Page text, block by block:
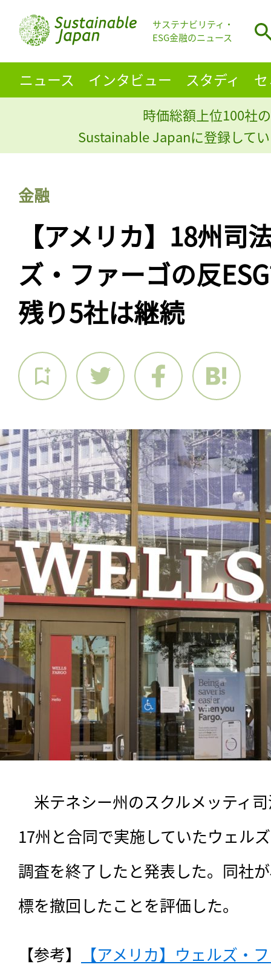
サステナビリティ・
ESG金融のニュース
ニュース インタビュー スタディ
時価総額上位100社
Sustainable Japanに登録して
金融
【アメリカ】18州司
ズ・ファーゴの反
残り5社は継続
米テネシー州のスクルメッティ
17州と合同で実施していたウェル
調査を終了したと発表した。同社
標を撤回したことを評価した。
【参考】
【アメリカ】ウェルズ・